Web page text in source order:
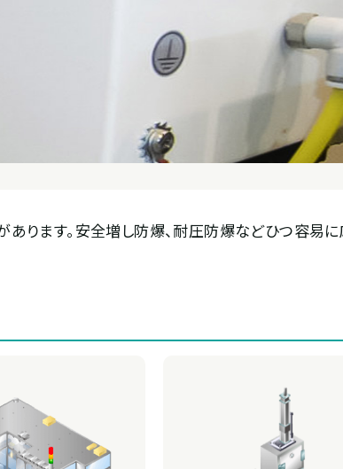
ります。安全増し防爆、耐圧防爆などひつ容易